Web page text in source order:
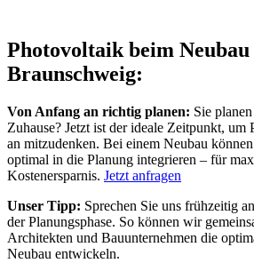
Photovoltaik beim
Braunschweig:
Von Anfang an richtig planen: Sie
Zuhause? Jetzt ist der ideale Zeitpunkt,
an mitzudenken. Bei einem Neubau
optimal in die Planung integrieren – für
Kostenersparnis. Jetzt anfragen
Unser Tipp: Sprechen Sie uns frühzeitig
der Planungsphase. So können wir
Architekten und Bauunternehmen die
Neubau entwickeln.